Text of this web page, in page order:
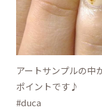
アートサンプルの中
ポイントです♪
#duca